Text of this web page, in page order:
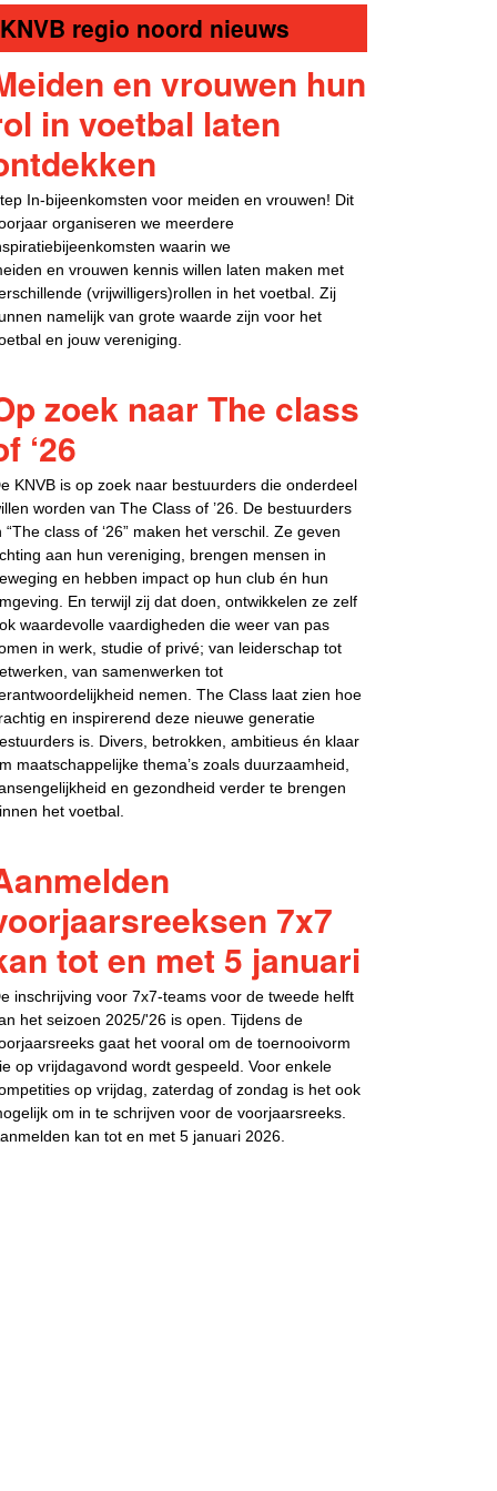
KNVB regio noord nieuws
en vrouwen hun
in voetbal laten
In-bijeenkomsten voor meiden en vrouwen! Dit
organiseren we meerdere
waarin we
en vrouwen kennis willen laten maken met
(vrijwilligers)rollen in het voetbal. Zij
namelijk van grote waarde zijn voor het
en jouw vereniging.
zoek naar The class
‘26
KNVB is op zoek naar bestuurders die onderdeel
worden van The Class of ’26. De bestuurders
“The class of ‘26” maken het verschil. Ze geven
aan hun vereniging, brengen mensen in
en hebben impact op hun club én hun
En terwijl zij dat doen, ontwikkelen ze zelf
waardevolle vaardigheden die weer van pas
in werk, studie of privé; van leiderschap tot
van samenwerken tot
nemen. The Class laat zien hoe
en inspirerend deze nieuwe generatie
is. Divers, betrokken, ambitieus én klaar
maatschappelijke thema’s zoals duurzaamheid,
en gezondheid verder te brengen
het voetbal.
7x7
tot en met 5 januari
inschrijving voor 7x7-teams voor de tweede helft
het seizoen 2025/'26 is open. Tijdens de
gaat het vooral om de toernooivorm
op vrijdagavond wordt gespeeld. Voor enkele
op vrijdag, zaterdag of zondag is het ook
om in te schrijven voor de voorjaarsreeks.
kan tot en met 5 januari 2026.